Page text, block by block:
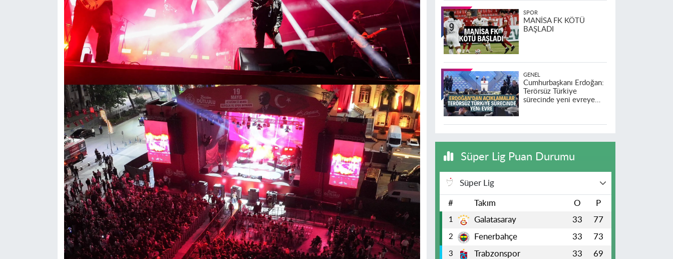
SPOR
MANİSA FK KÖTÜ
BAŞLADI
GENEL
Cumhurbaşkanı Erdoğan:
Terörsüz Türkiye
sürecinde yeni evreye
Süper Lig Puan Durumu
Süper Lig
# Takım O P
1 Galatasaray 33 77
2 Fenerbahçe 33 73
3 Trabzonspor 33 69